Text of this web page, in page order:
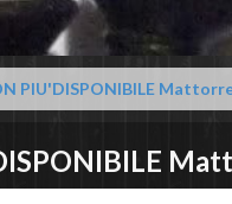
PIU'DISPONIBILE